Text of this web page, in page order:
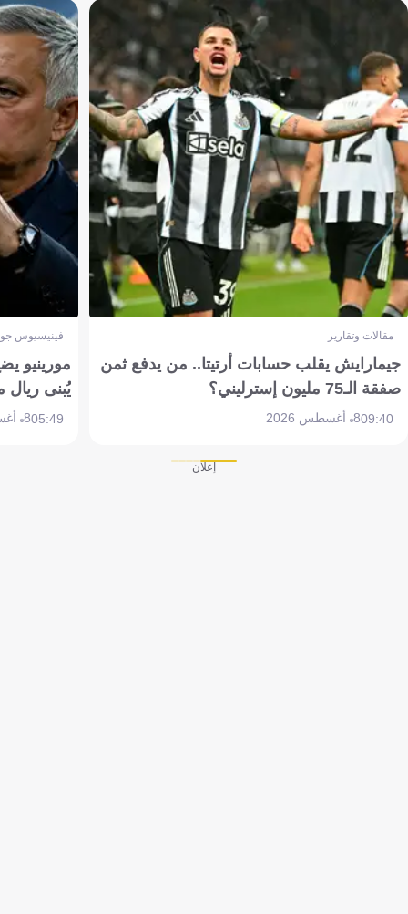
مقالات وتقارير
جيمارايش يقلب حسابات أرتيتا.. من يدفع ثمن
صفقة الـ75 مليون إسترليني؟
09:408 أغسطس 2026
فينيسيوس
مورينيو
يُبنى ريال
05:498 أغسطس 2026
إعلان